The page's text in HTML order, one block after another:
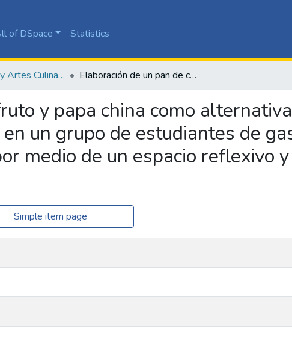
of DSpace Statistics
Gastronomía y Artes Culinarias Elaboración de un pan de chachafruto y papa china como alternativa al pan de trigo para promover su utilización en un grupo de estudiantes de gastronomía de la Universidad Javeriana Cali por medio de un espacio reflexivo y de degustación
y papa china como
un grupo de estudiantes de
medio de un espacio reflexivo
Simple item page